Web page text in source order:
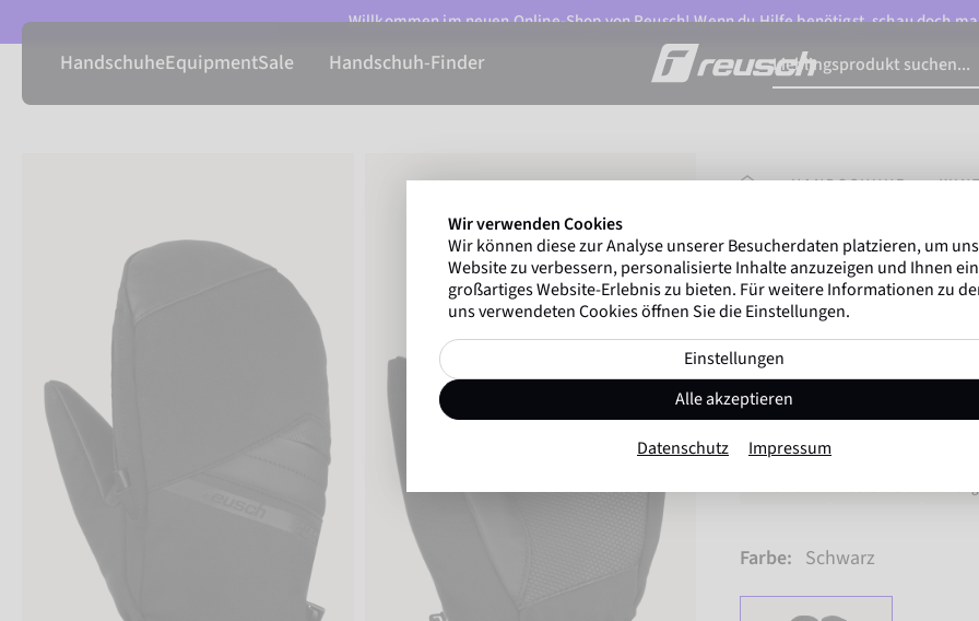
Willkommen im neuen Online-Shop von Reusch! Wenn du Hilfe benötigst, schau doch
HandschuheEquipmentSale Handschuh-Finder
STARTSEITEHANDSCHUHE
Marco Odermatt und
Winterathletenweltweit
Reusch Anakin R-
Artikel-Nr. 6401577
Farbe: Schwarz
Wir verwenden Cookies
Wir können diese zur Analyse unserer Besucherdaten platzieren, um
Website zu verbessern, personalisierte Inhalte anzuzeigen und Ihnen ein
großartiges Website-Erlebnis zu bieten. Für weitere Informationen zu
uns verwendeten Cookies öffnen Sie die Einstellungen.
Einstellungen
Alle akzeptieren
Datenschutz Impressum